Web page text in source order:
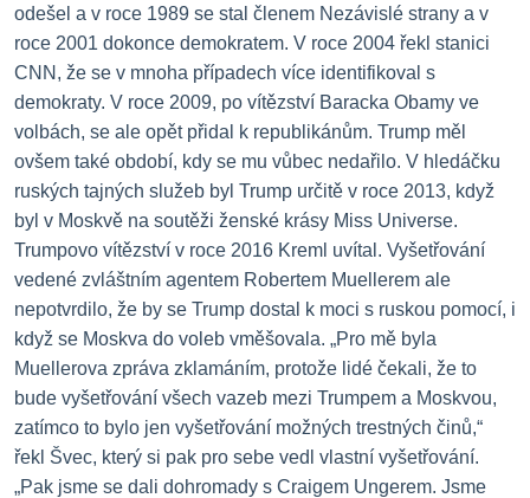
odešel a v roce 1989 se stal členem Nezávislé strany a v
roce 2001 dokonce demokratem. V roce 2004 řekl stanici
CNN, že se v mnoha případech více identifikoval s
demokraty. V roce 2009, po vítězství Baracka Obamy ve
volbách, se ale opět přidal k republikánům. Trump měl
ovšem také období, kdy se mu vůbec nedařilo. V hledáčku
ruských tajných služeb byl Trump určitě v roce 2013, když
byl v Moskvě na soutěži ženské krásy Miss Universe.
Trumpovo vítězství v roce 2016 Kreml uvítal. Vyšetřování
vedené zvláštním agentem Robertem Muellerem ale
nepotvrdilo, že by se Trump dostal k moci s ruskou pomocí, i
když se Moskva do voleb vměšovala. „Pro mě byla
Muellerova zpráva zklamáním, protože lidé čekali, že to
bude vyšetřování všech vazeb mezi Trumpem a Moskvou,
zatímco to bylo jen vyšetřování možných trestných činů,“
řekl Švec, který si pak pro sebe vedl vlastní vyšetřování.
„Pak jsme se dali dohromady s Craigem Ungerem. Jsme